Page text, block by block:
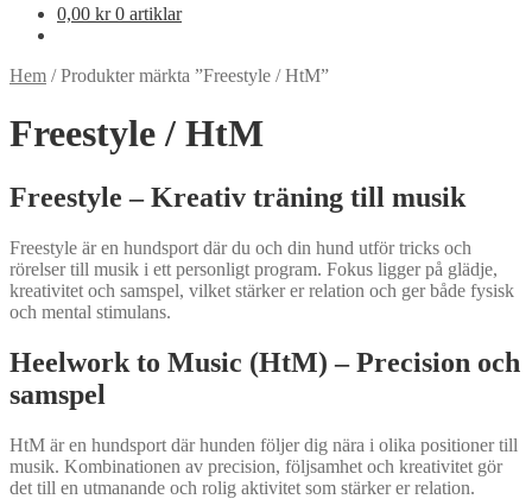
0,00 kr 0 artiklar
Hem /Produkter märkta ”Freestyle / HtM”
Freestyle / HtM
Freestyle – Kreativ träning till musik
Freestyle är en hundsport där du och din hund utför tricks och
rörelser till musik i ett personligt program. Fokus ligger på glädje,
kreativitet och samspel, vilket stärker er relation och ger både fysisk
och mental stimulans.
Heelwork to Music (HtM) – Precision och
samspel
HtM är en hundsport där hunden följer dig nära i olika positioner till
musik. Kombinationen av precision, följsamhet och kreativitet gör
det till en utmanande och rolig aktivitet som stärker er relation.